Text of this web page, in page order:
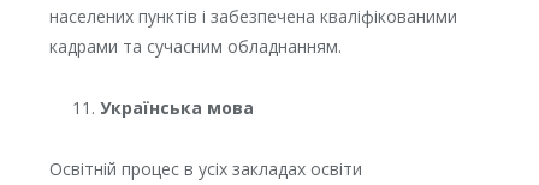
населених пунктів і забезпечена кваліфікованими
кадрами та сучасним обладнанням.
Українська мова
Освітній процес в усіх закладах освіти